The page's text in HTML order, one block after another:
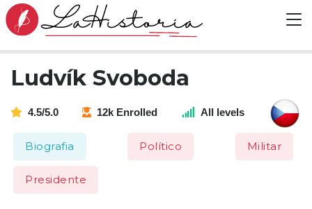
Ludvík Svoboda
4.5/5.0 12k Enrolled All levels
Biografia Político Militar
Presidente